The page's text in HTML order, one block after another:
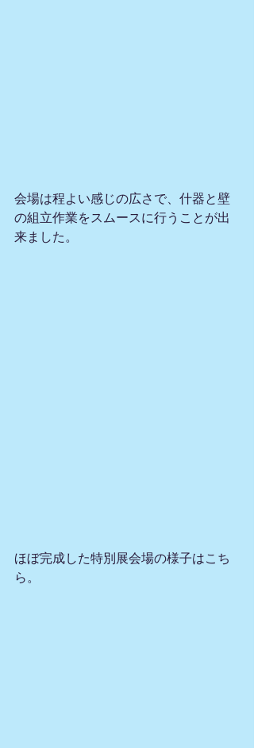
会場は程よい感じの広さで、什器と壁
の組立作業をスムースに行うことが出
来ました。
ほぼ完成した特別展会場の様子はこち
ら。